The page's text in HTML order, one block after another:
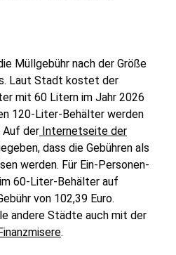
Müllgebühr nach der Größe
Laut Stadt kostet der
mit 60 Litern im Jahr 2026
120-Liter-Behälter werden
Auf der Internetseite der
dass die Gebühren als
werden. Für Ein-Personen-
60-Liter-Behälter auf
von 102,39 Euro.
andere Städte auch mit der
.